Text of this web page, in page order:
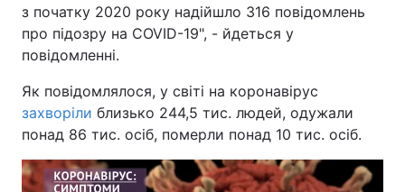
з початку 2020 року надійшло 316 повідомлень
про підозру на COVID-19", - йдеться у
повідомленні.
Як повідомлялося, у світі на коронавірус
захворіли близько 244,5 тис. людей, одужали
понад 86 тис. осіб, померли понад 10 тис. осіб.